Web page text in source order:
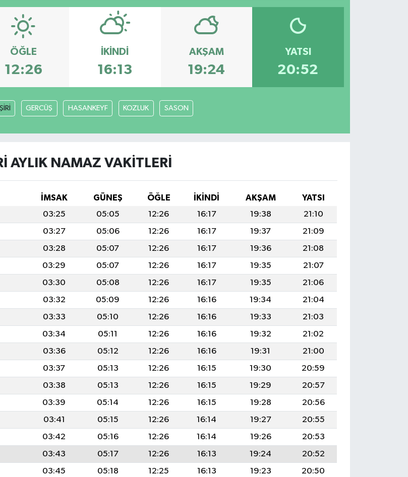
ÖĞLE
12:26
İKINDI
16:13
AKŞAM
19:24
YATSI
20:52
GERCÜŞ HASANKEYF KOZLUK SASON
AYLIK NAMAZ VAKITLERI
İMSAK GÜNEŞ ÖĞLE İKINDI AKŞAM
YATSI
03:25 05:05 12:26 16:17 19:38
21:10
03:27 05:06 12:26 16:17 19:37
21:09
03:28 05:07 12:26 16:17 19:36
21:08
03:29 05:07 12:26 16:17 19:35
21:07
03:30 05:08 12:26 16:17 19:35
21:06
03:32 05:09 12:26 16:16 19:34
21:04
03:33 05:10 12:26 16:16 19:33
21:03
03:34 05:11 12:26 16:16 19:32
21:02
03:36 05:12 12:26 16:16 19:31
21:00
03:37 05:13 12:26 16:15 19:30
20:59
03:38 05:13 12:26 16:15 19:29
20:57
03:39 05:14 12:26 16:15 19:28
20:56
03:41 05:15 12:26 16:14 19:27
20:55
03:42 05:16 12:26 16:14 19:26
20:53
03:43 05:17 12:26 16:13 19:24
20:52
03:45 05:18 12:25 16:13 19:23
20:50